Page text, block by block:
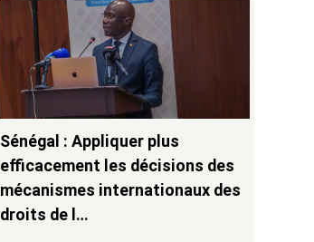
Sénégal : Appliquer plus
efficacement les décisions des
mécanismes internationaux des
droits de l…